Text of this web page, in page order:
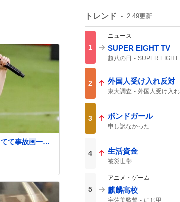
て事故画一枚
#Jリーグ
トレンド 2:49更新
1
ニュース
SUPER EIGHT TV
超八の日 SUPER EIGHT
2 外国人受け入れ反対
東大調査 外国人受け入れ
3 ボンドガール
申し訳なかった
4 生活資金
被災世帯
5
アニメ・ゲーム
麒麟高校
宇佐美監督 にじ甲